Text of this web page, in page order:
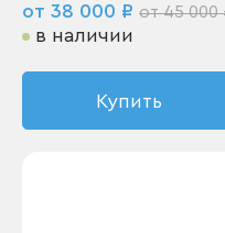
от 38 000 ₽ от 45 000
в наличии
Купить